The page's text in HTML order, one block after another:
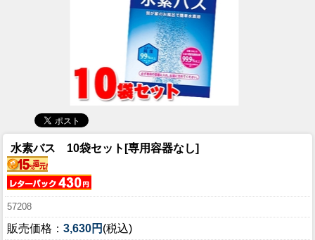
水素バス 10袋セット[専用容器なし]
57208
販売価格： 3,630円 (税込)